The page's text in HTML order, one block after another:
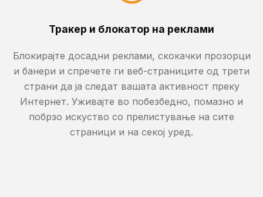
Тракер и блокатор на реклами
Блокирајте досадни реклами, скокачки прозорци
и банери и спречете ги веб-страниците од трети
страни да ја следат вашата активност преку
Интернет. Уживајте во побезбедно, помазно и
побрзо искуство со прелистување на сите
страници и на секој уред.